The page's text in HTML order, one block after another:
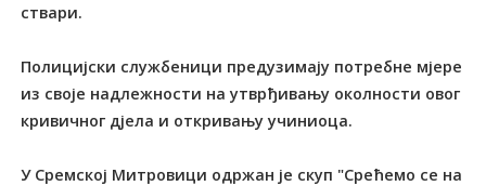
ствари.
Полицијски службеници предузимају потребне мјере
из своје надлежности на утврђивању околности овог
кривичног дјела и откривању учиниоца.
У Сремској Митровици одржан је скуп "Срећемо се на